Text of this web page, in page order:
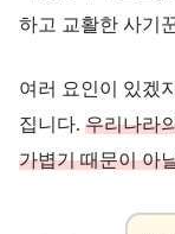
하고 교활한 사기
여러 요인이 있겠
집니다. 우리나라
가볍기 때문이 아